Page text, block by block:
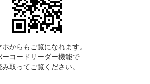
ホからもご覧になれます。
ーコードリーダー機能で
取ってご覧ください。